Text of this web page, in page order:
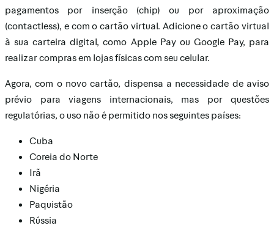
pagamentos por inserção (chip) ou por aproximação
(contactless), e com o cartão virtual. Adicione o cartão virtual
à sua carteira digital, como Apple Pay ou Google Pay, para
realizar compras em lojas físicas com seu celular.
Agora, com o novo cartão, dispensa a necessidade de aviso
prévio para viagens internacionais, mas por questões
regulatórias, o uso não é permitido nos seguintes países:
Cuba
Coreia do Norte
Irã
Nigéria
Paquistão
Rússia